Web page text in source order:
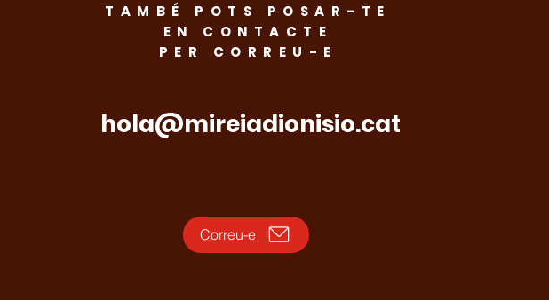
Homenatge i dignitat: El
PSC de Mollet recorda
TAMBÉ POTS POSAR-TE
EN CONTACTE
PER CORREU-E
hola@mireiadionisio.cat
Correu-e